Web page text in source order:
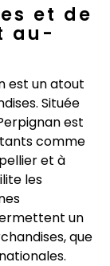
et de
au-
est un atout
Située
est
comme
et à
les
un
que